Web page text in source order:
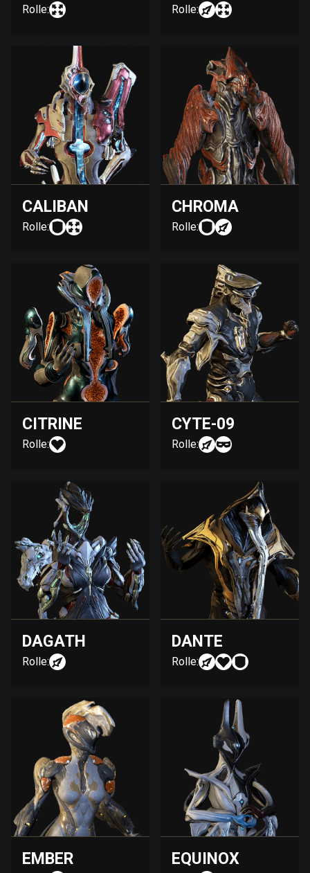
Rolle: Rolle:
CALIBAN
Rolle:
CHROMA
Rolle:
CITRINE
Rolle:
CYTE-09
Rolle:
DAGATH
Rolle:
DANTE
Rolle:
EMBER EQUINOX